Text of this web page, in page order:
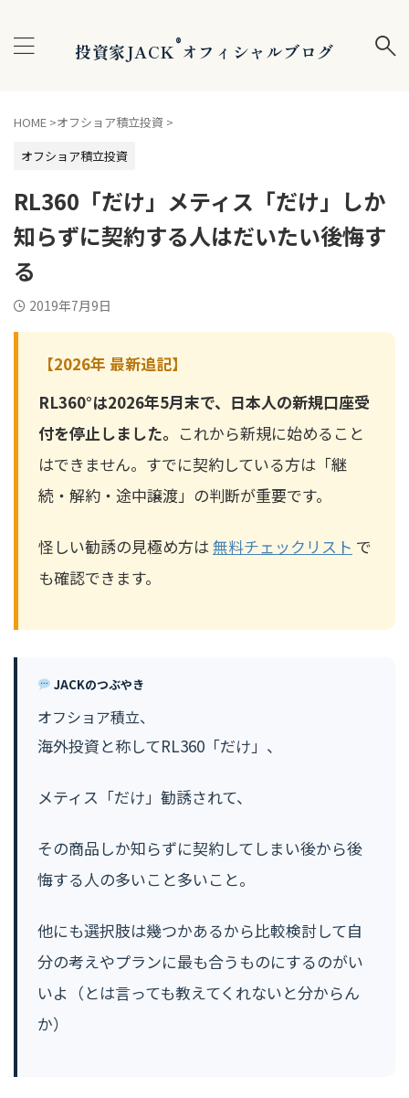
投資家JACK®オフィシャルブログ
HOME >オフショア積立投資 >
オフショア積立投資
RL360「だけ」メティス「だけ」しか
知らずに契約する人はだいたい後悔す
る
2019年7月9日
【2026年 最新追記】
RL360°は2026年5月末で、日本人の新規口座受
付を停止しました。 これから新規に始めること
はできません。すでに契約している方は「継
続・解約・途中譲渡」の判断が重要です。
怪しい勧誘の見極め方は無料チェックリスト で
も確認できます。
JACKのつぶやき
オフショア積立、
海外投資と称してRL360「だけ」、
メティス「だけ」勧誘されて、
その商品しか知らずに契約してしまい後から後
悔する人の多いこと多いこと。
他にも選択肢は幾つかあるから比較検討して自
分の考えやプランに最も合うものにするのがい
いよ（とは言っても教えてくれないと分からん
か）